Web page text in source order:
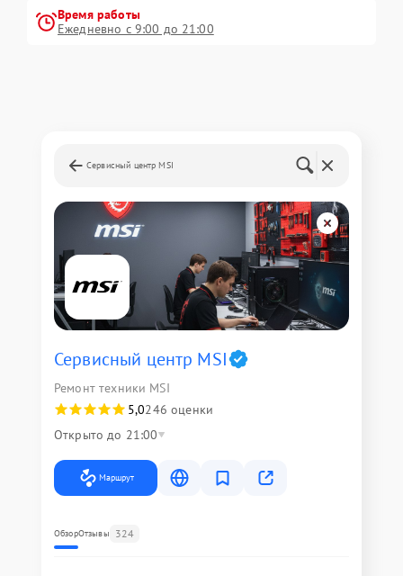
Время работы
Ежедневно с 9:00 до 21:00
Сервисный центр MSI
Сервисный центр MSI
Ремонт техники MSI
5,0246 оценки
Открыто до 21:00
Маршрут
ОбзорОтзывы 324